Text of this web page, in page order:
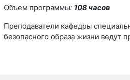
Объем программы: 108 часов
Преподаватели кафедры
безопасного образа жизни ведут